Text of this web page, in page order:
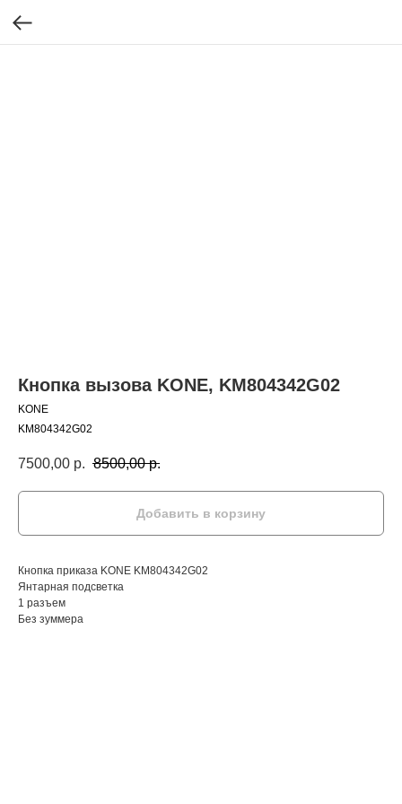
Кнопка вызова KONE, KM804342G02
KONE
KM804342G02
7500,00 р. 8500,00 р.
Добавить в корзину
Кнопка приказа KONE KM804342G02
Янтарная подсветка
1 разъем
Без зуммера